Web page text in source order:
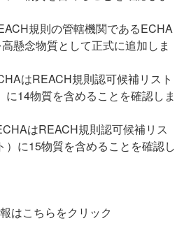
規則の管轄機関であるECHA
懸念物質として正式に追加しま
はREACH規則認可候補リスト
に14物質を含めることを確認しま
はREACH規則認可候補リス
）に15物質を含めることを確認し
はこちらをクリック